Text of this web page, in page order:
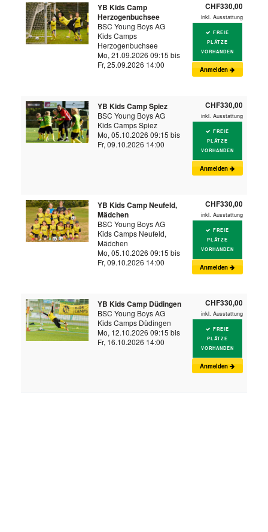
YB Kids Camp
Herzogenbuchsee
BSC Young Boys AG
Kids Camps
Herzogenbuchsee
Mo, 21.09.2026 09:15 bis
Fr, 25.09.2026 14:00
CHF330,00
inkl. Ausstattung
FREIE
PLÄTZE
VORHANDEN
Anmelden
YB Kids Camp Spiez
BSC Young Boys AG
Kids Camps Spiez
Mo, 05.10.2026 09:15 bis
Fr, 09.10.2026 14:00
CHF330,00
inkl. Ausstattung
FREIE
PLÄTZE
VORHANDEN
Anmelden
YB Kids Camp Neufeld,
Mädchen
BSC Young Boys AG
Kids Camps Neufeld,
Mädchen
Mo, 05.10.2026 09:15 bis
Fr, 09.10.2026 14:00
CHF330,00
inkl. Ausstattung
FREIE
PLÄTZE
VORHANDEN
Anmelden
YB Kids Camp Düdingen
BSC Young Boys AG
Kids Camps Düdingen
Mo, 12.10.2026 09:15 bis
Fr, 16.10.2026 14:00
CHF330,00
inkl. Ausstattung
FREIE
PLÄTZE
VORHANDEN
Anmelden